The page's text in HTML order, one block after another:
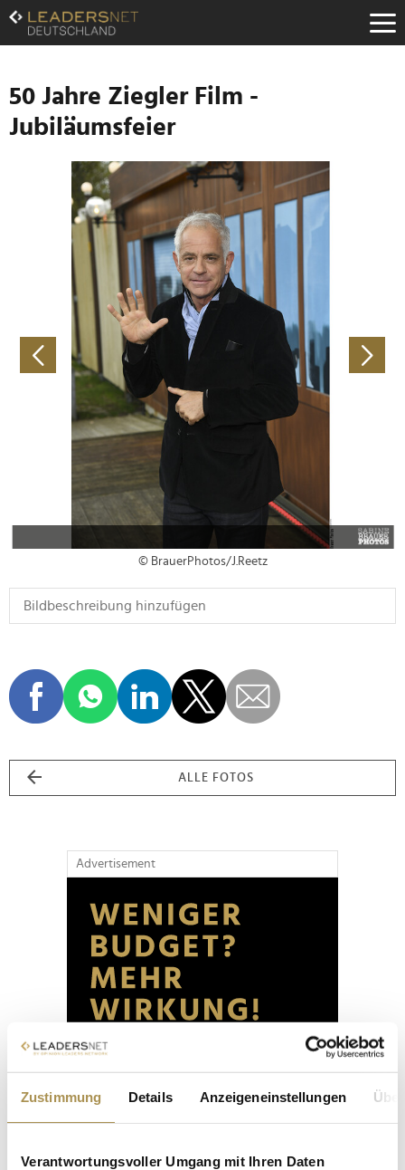
Zustimmung Details Anzeigeneinstellungen
Verantwortungsvoller Umgang mit Ihren Daten
Zum
Inhalt
Zur
Navigation
Zur
Hauptnavigation
50 Jahre Ziegler Film -
Jubiläumsfeier
© BrauerPhotos/J.Reetz
ALLE FOTOS
Advertisement